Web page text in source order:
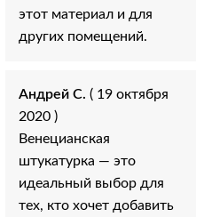
этот материал и для
других помещений.
Андрей С. ( 19 октября
2020 )
Венецианская
штукатурка — это
идеальный выбор для
тех, кто хочет добавить